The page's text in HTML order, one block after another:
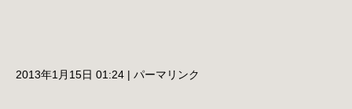
2013年1月15日 01:24 | パーマリンク